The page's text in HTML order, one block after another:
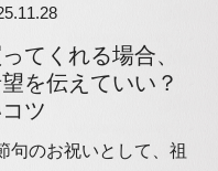
てくれる場合、
を伝えていい？
ツ
のお祝いとして、祖